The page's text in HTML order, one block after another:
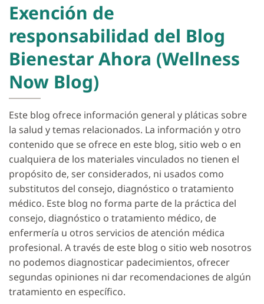
Exención de
responsabilidad del Blog
Bienestar Ahora (Wellness
Now Blog)
Este blog ofrece información general y pláticas sobre
la salud y temas relacionados. La información y otro
contenido que se ofrece en este blog, sitio web o en
cualquiera de los materiales vinculados no tienen el
propósito de, ser considerados, ni usados como
substitutos del consejo, diagnóstico o tratamiento
médico. Este blog no forma parte de la práctica del
consejo, diagnóstico o tratamiento médico, de
enfermería u otros servicios de atención médica
profesional. A través de este blog o sitio web nosotros
no podemos diagnosticar padecimientos, ofrecer
segundas opiniones ni dar recomendaciones de algún
tratamiento en específico.